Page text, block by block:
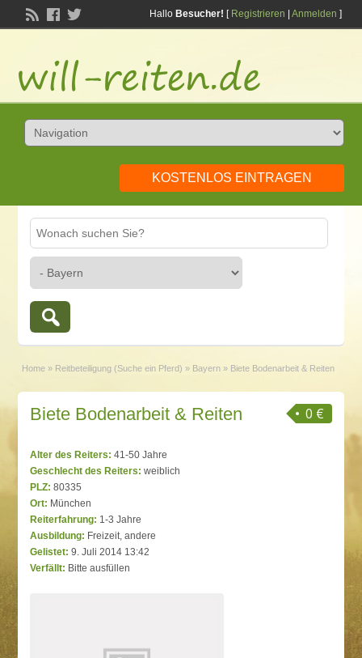
Hallo Besucher! [ Registrieren Anmelden ]
KOSTENLOS EINTRAGEN
Home » Reitbeteiligung (Suche ein Pferd) » Bayern » Biete Bodenarbeit & Reiten
0 €
Biete Bodenarbeit & Reiten
Alter des Reiters: 41-50 Jahre
Geschlecht des Reiters: weiblich
PLZ: 80335
Ort: München
Reiterfahrung: 1-3 Jahre
Ausbildung: Freizeit, andere
Gelistet: 9. Juli 2014 13:42
Verfällt: Bitte ausfüllen